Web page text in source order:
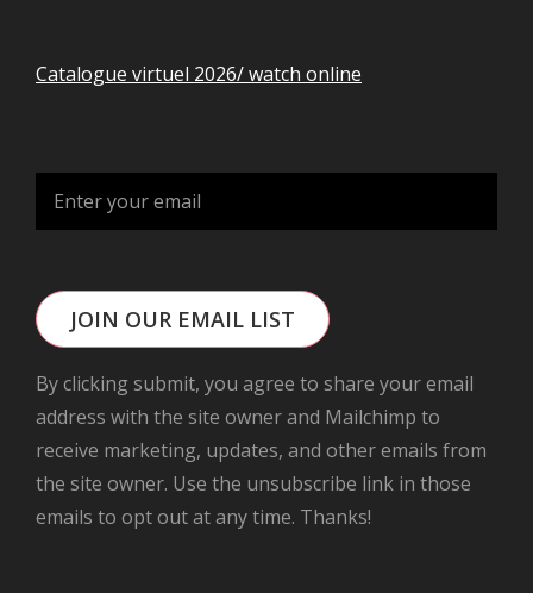
Catalogue virtuel 2026/ watch online
JOIN OUR EMAIL LIST
By clicking submit, you agree to share your email
address with the site owner and Mailchimp to
receive marketing, updates, and other emails from
the site owner. Use the unsubscribe link in those
emails to opt out at any time. Thanks!